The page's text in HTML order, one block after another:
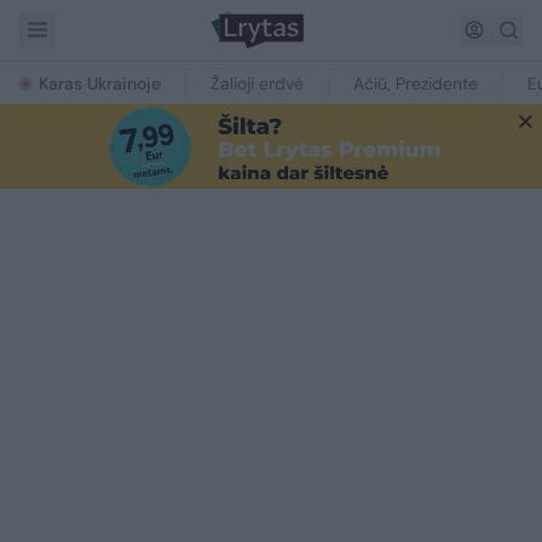
Karas Ukrainoje Žalioji erdvė Ačiū, Prezidente